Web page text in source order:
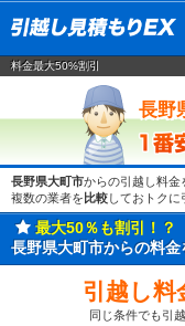
料金最大50%割引
長野
長野県大町市からの引越し料金
複数の業者を 比較しておトクに
最大50％も割引！？
長野県大町市からの料金
引越し料
同じ条件でも引